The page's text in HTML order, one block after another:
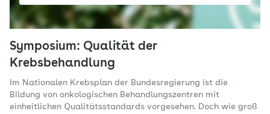
Symposium: Qualität der
Krebsbehandlung
Im Nationalen Krebsplan der Bundesregierung ist die
Bildung von onkologischen Behandlungszentren mit
einheitlichen Qualitätsstandards vorgesehen. Doch wie groß